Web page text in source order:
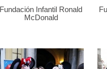
Fundación Infantil Ronald
McDonald